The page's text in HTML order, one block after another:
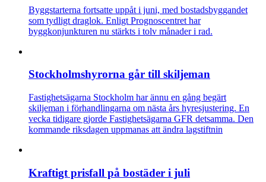
Byggstarterna fortsatte uppåt i juni, med bostadsbyggandet
som tydligt draglok. Enligt Prognoscentret har
byggkonjunkturen nu stärkts i tolv månader i rad.
Stockholmshyrorna går till skiljeman
Fastighetsägarna Stockholm har ännu en gång begärt
skiljeman i förhandlingarna om nästa års hyresjustering. En
vecka tidigare gjorde Fastighetsägarna GFR detsamma. Den
kommande riksdagen uppmanas att ändra lagstiftnin
Kraftigt prisfall på bostäder i juli